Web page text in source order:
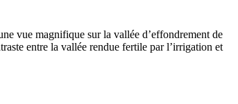
vue magnifique sur la vallée d’effondrement de
entre la vallée rendue fertile par l’irrigation et